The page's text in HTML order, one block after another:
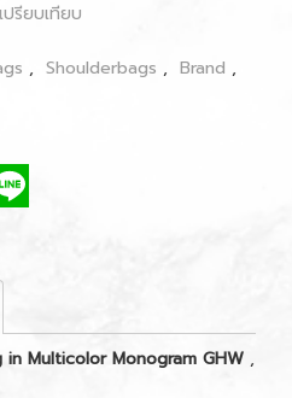
เปรียบเทียบ
, Shoulderbags , Brand ,
Multicolor Monogram GHW ,